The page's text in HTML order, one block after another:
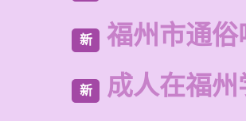
新 福州市通
新 成人在福